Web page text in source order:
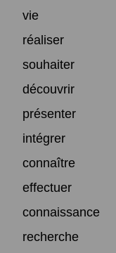
vie
réaliser
souhaiter
découvrir
présenter
intégrer
connaître
effectuer
connaissance
recherche